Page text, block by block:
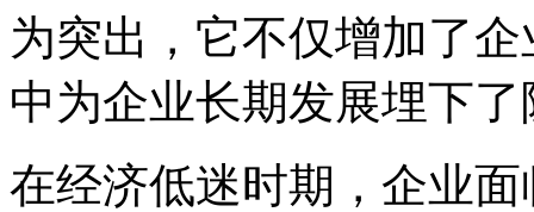
为突出，它不仅增加了
中为企业长期发展埋下了
在经济低迷时期，企业